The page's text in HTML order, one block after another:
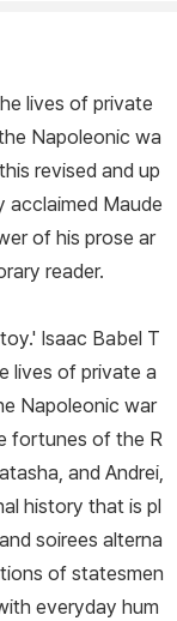
lives of private
Napoleonic wa
revised and up
acclaimed Maude
of his prose ar
reader.
Isaac Babel T
lives of private a
Napoleonic war
fortunes of the R
and Andrei,
history that is pl
soirees alterna
of statesmen
everyday hum